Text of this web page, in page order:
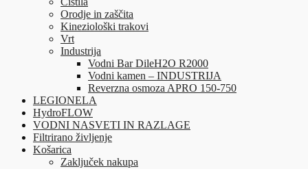
Orodje in zaščita
Kineziološki trakovi
Vrt
Industrija
Vodni Bar DileH2O R2000
Vodni kamen – INDUSTRIJA
Reverzna osmoza APRO 150-750
LEGIONELA
HydroFLOW
VODNI NASVETI IN RAZLAGE
Filtrirano življenje
Košarica
Zaključek nakupa